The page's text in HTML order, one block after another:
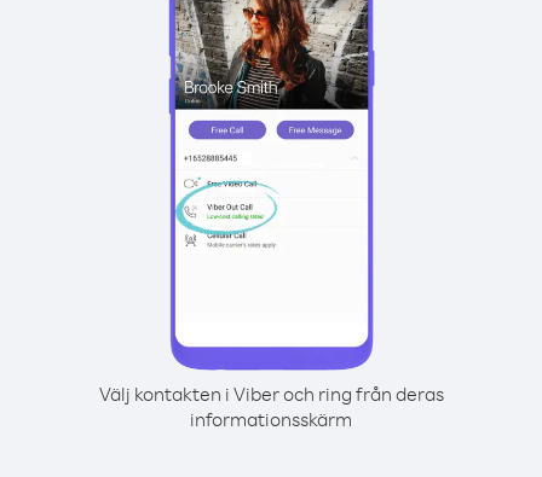
Välj kontakten i Viber och ring från deras
informationsskärm